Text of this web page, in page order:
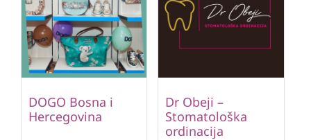
DOGO Bosna i
Hercegovina
Dr Obeji –
Stomatološka
ordinacija